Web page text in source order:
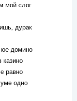
мой слог
дурак
домино
равно
одно